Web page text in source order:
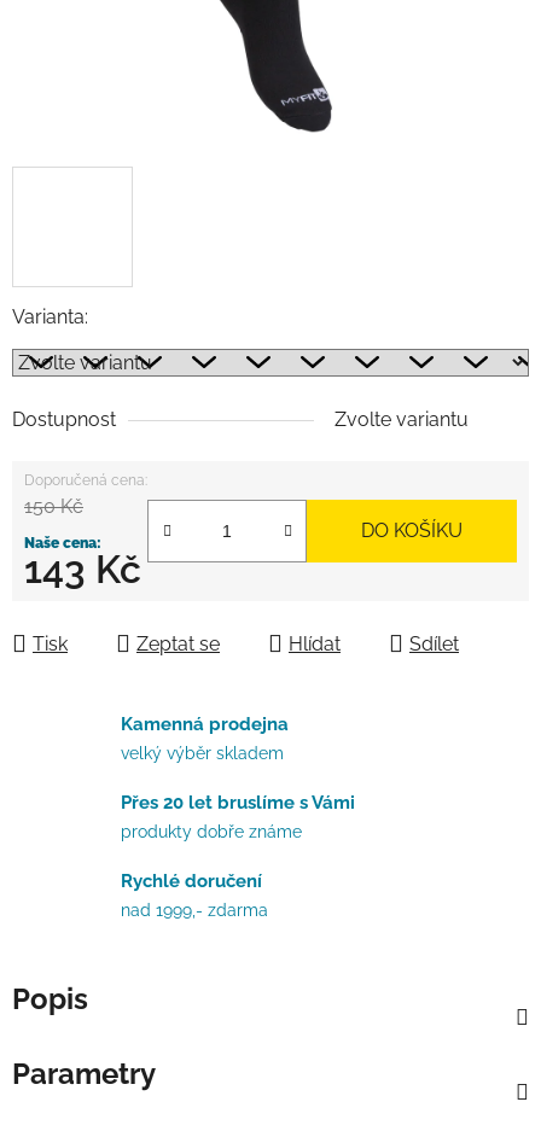
Varianta:
Dostupnost Zvolte variantu
150 Kč
143 Kč
DO KOŠÍKU
Tisk Zeptat se Hlídat Sdílet
Kamenná prodejna
velký výběr skladem
Přes 20 let bruslíme s Vámi
produkty dobře známe
Rychlé doručení
nad 1999,- zdarma
Popis
Parametry